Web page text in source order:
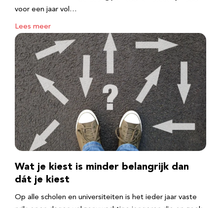
voor een jaar vol…
Lees meer
Wat je kiest is minder belangrijk dan
dát je kiest
Op alle scholen en universiteiten is het ieder jaar vaste